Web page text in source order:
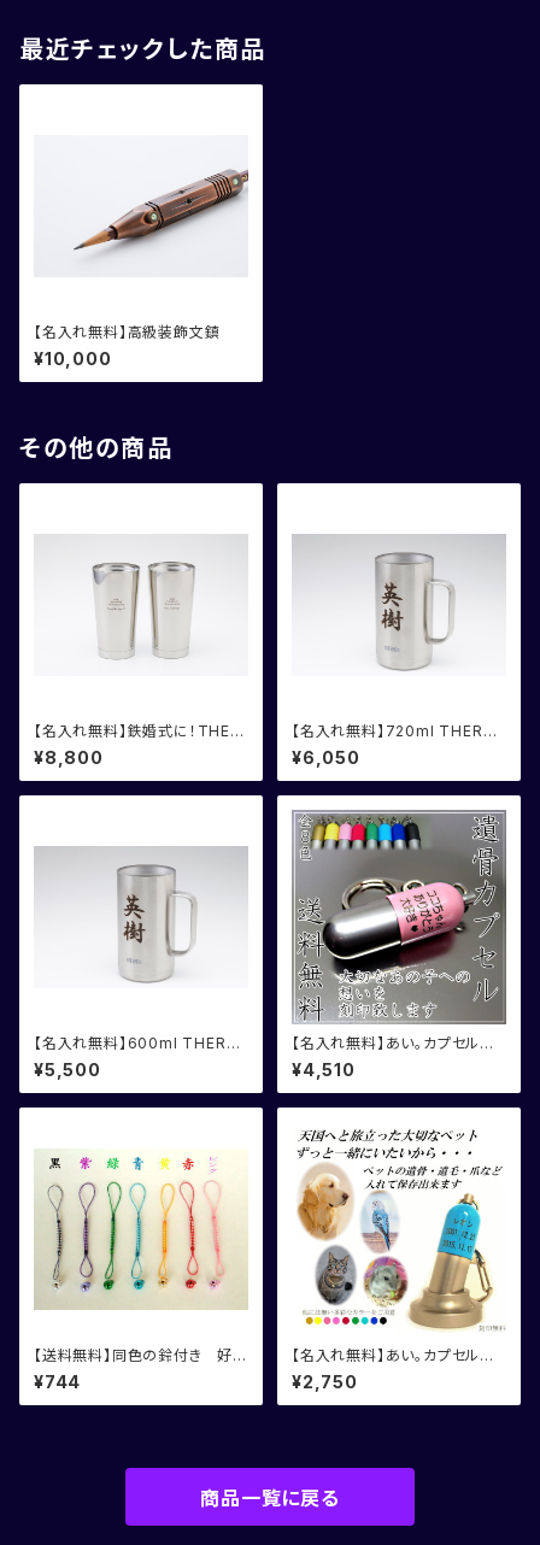
最近チェックした商品
【名入れ無料】高級装飾文鎮
¥10,000
その他の商品
【名入れ無料】鉄婚式に！THER
MOS サーモス タンブラー
2個組
¥8,800
【名入れ無料】720ml THERM
OS サーモスジョッキ 化粧箱
入り
¥6,050
【名入れ無料】600ml THERM
OS サーモス ジョッキ
¥5,500
【名入れ無料】あい。カプセル
遺骨カプセル 2個組 お得な
セット割引
¥4,510
【送料無料】同色の鈴付き 好き
な色５本選べる！根付紐
¥744
【名入れ無料】あい。カプセル
遺骨カプセル 台付
¥2,750
商品一覧に戻る